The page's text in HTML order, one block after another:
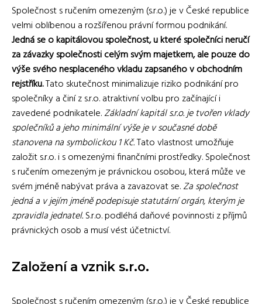
Společnost s ručením omezeným (s.r.o.) je v České republice
velmi oblíbenou a rozšířenou právní formou podnikání.
Jedná se o kapitálovou společnost, u které společníci neručí
za závazky společnosti celým svým majetkem, ale pouze do
výše svého nesplaceného vkladu zapsaného v obchodním
rejstříku.Tato skutečnost minimalizuje riziko podnikání pro
společníky a činí z s.r.o. atraktivní volbu pro začínající i
zavedené podnikatele.Základní kapitál s.r.o. je tvořen vklady
společníků a jeho minimální výše je v současné době
stanovena na symbolickou 1 Kč.Tato vlastnost umožňuje
založit s.r.o. i s omezenými finančními prostředky. Společnost
s ručením omezeným je právnickou osobou, která může ve
svém jméně nabývat práva a zavazovat se.Za společnost
jedná a v jejím jméně podepisuje statutární orgán, kterým je
zpravidla jednatel.S.r.o. podléhá daňové povinnosti z příjmů
právnických osob a musí vést účetnictví.
Založení a vznik s.r.o.